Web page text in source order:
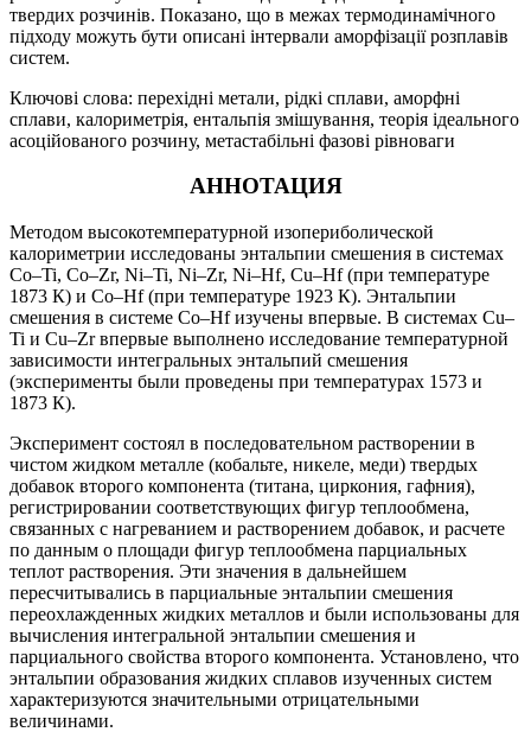
твердих розчинів. Показано, що в межах термодинамічного
підходу можуть бути описані інтервали аморфізації розплавів
систем.
Ключові слова: перехідні метали, рідкі сплави, аморфні
сплави, калориметрія, ентальпія змішування, теорія ідеального
асоційованого розчину, метастабільні фазові рівноваги
АННОТАЦИЯ
Методом высокотемпературной изопериболической
калориметрии исследованы энтальпии смешения в системах
Co–Ti, Co–Zr, Ni–Ti, Ni–Zr, Ni–Hf, Cu–Hf (при температуре
1873 К) и Co–Hf (при температуре 1923 К). Энтальпии
смешения в системе Co–Hf изучены впервые. В системах Cu–
Ti и Cu–Zr впервые выполнено исследование температурной
зависимости интегральных энтальпий смешения
(эксперименты были проведены при температурах 1573 и
1873 К).
Эксперимент состоял в последовательном растворении в
чистом жидком металле (кобальте, никеле, меди) твердых
добавок второго компонента (титана, циркония, гафния),
регистрировании соответствующих фигур теплообмена,
связанных с нагреванием и растворением добавок, и расчете
по данным о площади фигур теплообмена парциальных
теплот растворения. Эти значения в дальнейшем
пересчитывались в парциальные энтальпии смешения
переохлажденных жидких металлов и были использованы для
вычисления интегральной энтальпии смешения и
парциального свойства второго компонента. Установлено, что
энтальпии образования жидких сплавов изученных систем
характеризуются значительными отрицательными
величинами.